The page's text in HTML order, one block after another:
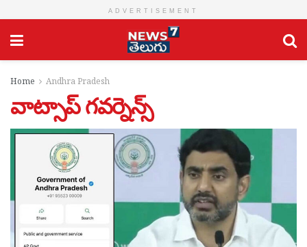
ADVERTISEMENT
Home Andhra Pradesh
వాట్సాప్ గవర్నెన్స్